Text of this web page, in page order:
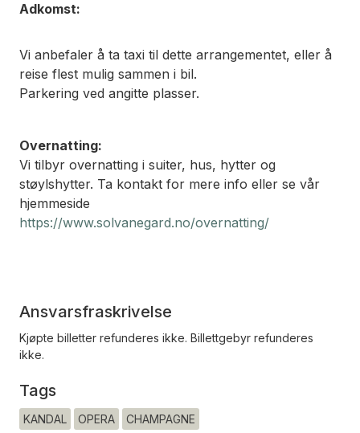
Adkomst:
Vi anbefaler å ta taxi til dette arrangementet, eller å
reise flest mulig sammen i bil.
Parkering ved angitte plasser.
Overnatting:
Vi tilbyr overnatting i suiter, hus, hytter og
støylshytter. Ta kontakt for mere info eller se vår
hjemmeside
https://www.solvanegard.no/overnatting/
Ansvarsfraskrivelse
Kjøpte billetter refunderes ikke. Billettgebyr refunderes
ikke.
Tags
KANDAL OPERA CHAMPAGNE